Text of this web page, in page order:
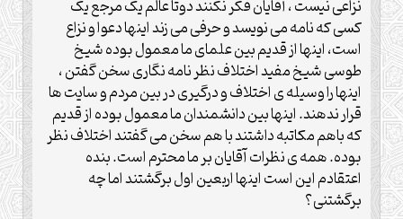
نزاعی نیست ، آقایان فکر نکنند دوتا عالم یک مرجع یک
کسی که نامه می نویسد و حرفی می زند اینها دعوا و نزاع
است، اینها از قدیم بین علمای ما معمول بوده شیخ
طوسی شیخ مفید اختلاف نظر نامه نگاری سخن گفتن ،
اینها را وسیله ی اختلاف و درگیری در بین مردم و سایت ها
قرار ندهند. اینها بین دانشمندان ما معمول بوده از قدیم
که باهم مکاتبه داشتند با هم سخن می گفتند اختلاف نظر
بوده. همه ی نظرات آقایان بر ما محترم است. بنده
اعتقادم این است اینها اربعین اول برگشتند اما چه
برگشتنی؟